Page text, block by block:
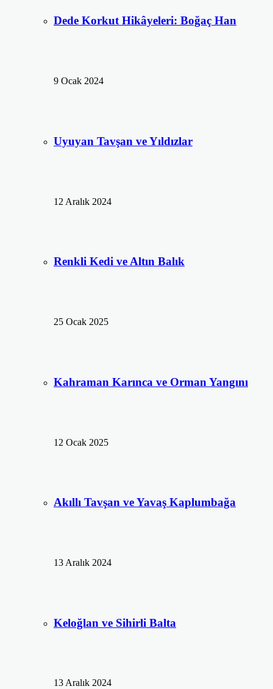
Dede Korkut Hikâyeleri: Boğaç Han
9 Ocak 2024
Uyuyan Tavşan ve Yıldızlar
12 Aralık 2024
Renkli Kedi ve Altın Balık
25 Ocak 2025
Kahraman Karınca ve Orman Yangını
12 Ocak 2025
Akıllı Tavşan ve Yavaş Kaplumbağa
13 Aralık 2024
Keloğlan ve Sihirli Balta
13 Aralık 2024